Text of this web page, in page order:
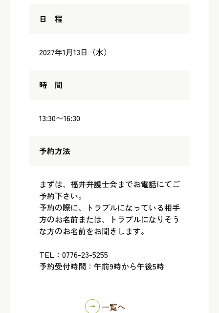
日 程
2027年1月13日（水）
時 間
13:30〜16:30
予約方法
まずは、福井弁護士会までお電話にてご
予約下さい。
予約の際に、トラブルになっている相手
方のお名前または、トラブルになりそう
な方のお名前をお聞きします。
TEL：0776-23-5255
予約受付時間：午前9時から午後5時
一覧へ